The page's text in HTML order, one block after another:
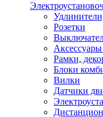
Розетки
Рамки,
Блоки
Вилки
Датчики